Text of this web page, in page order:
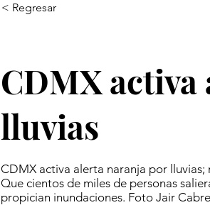
< Regresar
CDMX
lluvias
CDMX activa alerta naranja por
Que cientos de miles de personas
propician inundaciones. Foto Jair